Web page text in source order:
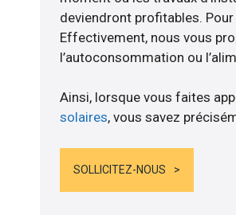
deviendront profitables.
Effectivement, nous vous
l’autoconsommation ou
Ainsi, lorsque vous faites
solaires, vous savez
SOLLICITEZ-NOUS